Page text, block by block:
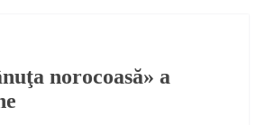
norocoasă» a